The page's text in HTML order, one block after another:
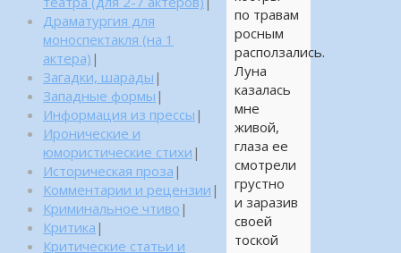
по травам
росным
расползались.
Луна
казалась
мне
живой,
глаза ее
смотрели
грустно
и заразив
своей
тоской
Драматургия для
моноспектакля (на 1
актера) |
Загадки, шарады |
Западные формы |
Информация из прессы |
Иронические и
юмористические стихи |
Историческая проза |
Комментарии и рецензии |
Криминальное чтиво |
Критика |
Критические статьи и